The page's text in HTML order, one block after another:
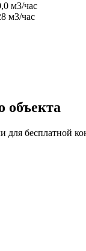
м3/час
м3/час
объекта
для бесплатной